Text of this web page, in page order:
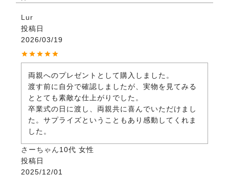
Lur
投稿日
2026/03/19
両親へのプレゼントとして購入しました。
渡す前に自分で確認しましたが、実物を見てみる
ととても素敵な仕上がりでした。
卒業式の日に渡し、両親共に喜んでいただけまし
た。サプライズということもあり感動してくれま
した。
さーちゃん10代 女性
投稿日
2025/12/01